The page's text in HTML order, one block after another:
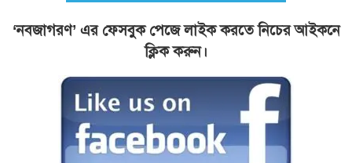
‘নবজাগরণ’ এর ফেসবুক পেজে লাইক করতে নিচের আইকনে
ক্লিক করুন।